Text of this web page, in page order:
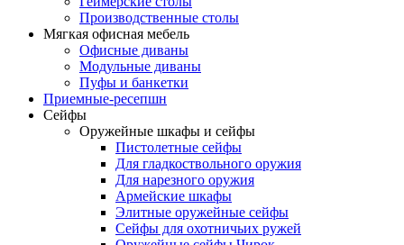
Производственные столы
Мягкая офисная мебель
Офисные диваны
Модульные диваны
Пуфы и банкетки
Приемные-ресепшн
Сейфы
Оружейные шкафы и сейфы
Пистолетные сейфы
Для гладкоствольного оружия
Для нарезного оружия
Армейские шкафы
Элитные оружейные сейфы
Сейфы для охотничьих ружей